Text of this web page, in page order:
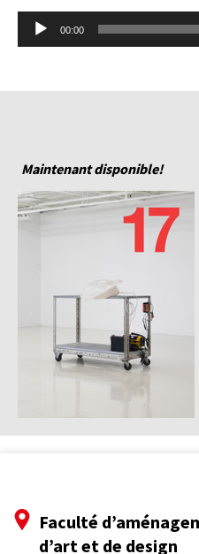
Lecteur
audio
00:00
Maintenant disponible!
Faculté
d’art et de design